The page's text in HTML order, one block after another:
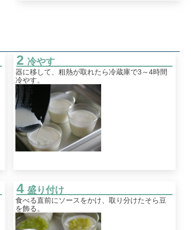
冷やす
器に移して、粗熱が取れたら冷蔵庫で3～4時間
冷やす。
盛り付け
食べる直前にソースをかけ、取り分けたそら豆
を飾る。